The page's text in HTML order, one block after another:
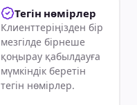
Тегін нөмірлер
Клиенттеріңізден бір
мезгілде бірнеше
қоңырау қабылдауға
мүмкіндік беретін
тегін нөмірлер.